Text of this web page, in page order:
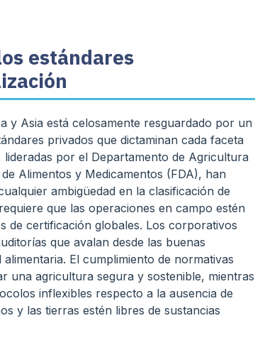
estándares
y Asia está celosamente resguardado por un
privados que dictaminan cada faceta
por el Departamento de Agricultura
Alimentos y Medicamentos (FDA), han
ambigüedad en la clasificación de
que las operaciones en campo estén
de certificación globales. Los corporativos
que avalan desde las buenas
El cumplimiento de normativas
una agricultura segura y sostenible, mientras
inflexibles respecto a la ausencia de
y las tierras estén libres de sustancias